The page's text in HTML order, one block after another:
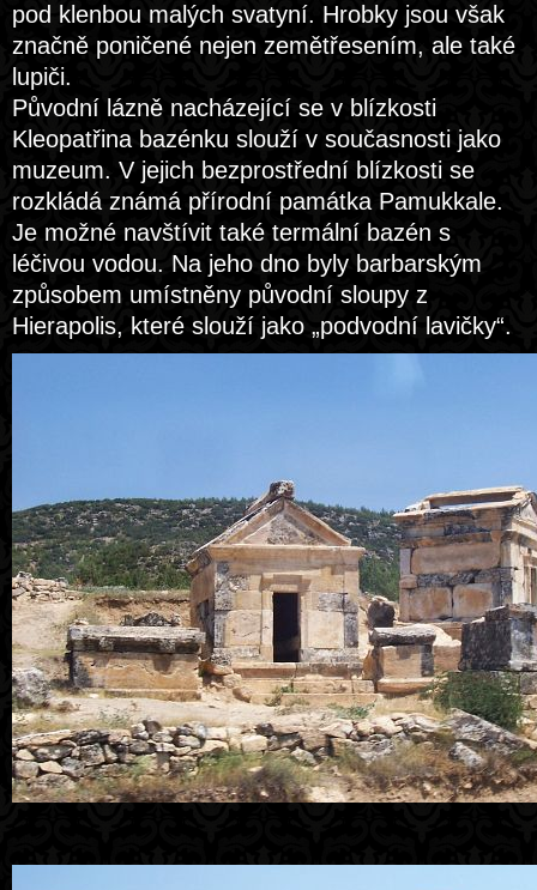
pod klenbou malých svatyní. Hrobky jsou však
značně poničené nejen zemětřesením, ale také
lupiči.
Původní lázně nacházející se v blízkosti
Kleopatřina bazénku slouží v současnosti jako
muzeum. V jejich bezprostřední blízkosti se
rozkládá známá přírodní památka Pamukkale.
Je možné navštívit také termální bazén s
léčivou vodou. Na jeho dno byly barbarským
způsobem umístněny původní sloupy z
Hierapolis, které slouží jako „podvodní lavičky“.